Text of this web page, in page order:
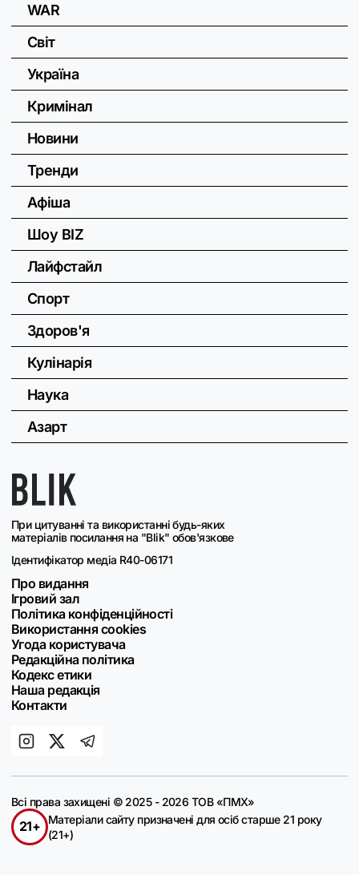
При цитуванні та використанні будь-яких
матеріалів посилання на "Blik" обов'язкове
Ідентифікатор медіа R40-06171
Про видання
Ігровий зал
Політика конфіденційності
Використання cookies
Угода користувача
Редакційна політика
Кодекс етики
Наша редакція
Контакти
WAR
Світ
Україна
Кримінал
Новини
Тренди
Афіша
Шоу BIZ
Лайфстайл
Спорт
Здоров'я
Кулінарія
Наука
Азарт
Всі права захищені © 2025 - 2026 ТОВ «ПМХ»
21+
Матеріали сайту призначені для осіб старше 21 року
(21+)